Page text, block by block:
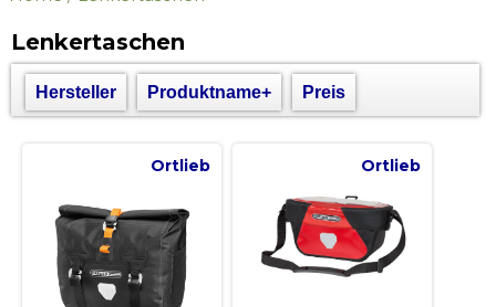
Lenkertaschen
Hersteller Produktname+ Preis
Ortlieb Ortlieb